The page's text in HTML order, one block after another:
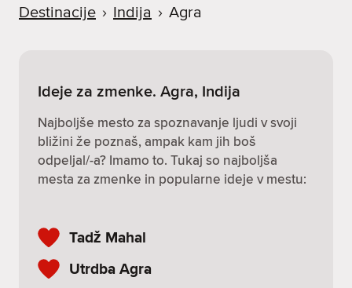
Destinacije › Indija › Agra
Ideje za zmenke. Agra, Indija
Najboljše mesto za spoznavanje ljudi v svoji
bližini že poznaš, ampak kam jih boš
odpeljal/-a? Imamo to. Tukaj so najboljša
mesta za zmenke in popularne ideje v mestu:
Tadž Mahal
Utrdba Agra